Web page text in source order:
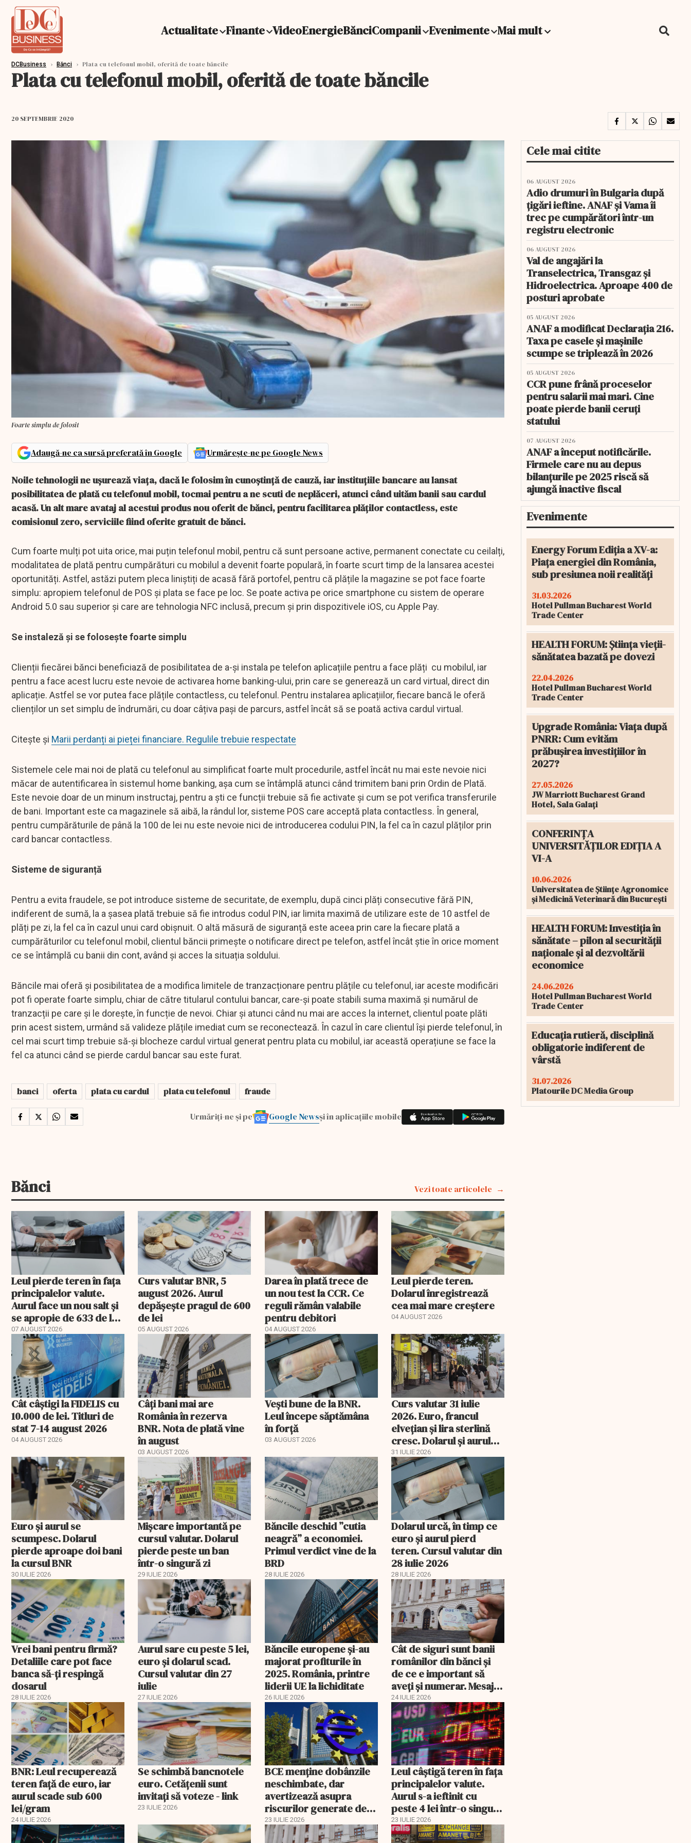
Actualitate Finante VideoEnergieBănciCompanii Evenimente Mai mult
DCBusiness › Bănci › Plata cu telefonul mobil, oferită de toate băncile
Plata cu telefonul mobil, oferită de toate băncile
20 SEPTEMBRIE 2020
Foarte simplu de folosit
Adaugă-ne ca sursă preferată în Google Urmărește-ne pe Google News
Noile tehnologii ne ușurează viața, dacă le folosim în cunoștință de cauză, iar instituțiile bancare au lansat
posibilitatea de plată cu telefonul mobil, tocmai pentru a ne scuti de neplăceri, atunci când uităm banii sau cardul
acasă. Un alt mare avataj al acestui produs nou oferit de bănci, pentru facilitarea plăților contactless, este
comisionul zero, serviciile fiind oferite gratuit de bănci.
Cum foarte mulți pot uita orice, mai puțin telefonul mobil, pentru că sunt persoane active, permanent conectate cu ceilalți,
modalitatea de plată pentru cumpărături cu mobilul a devenit foarte populară, în foarte scurt timp de la lansarea acestei
oportunități. Astfel, astăzi putem pleca liniștiți de acasă fără portofel, pentru că plățile la magazine se pot face foarte
simplu: apropiem telefonul de POS și plata se face pe loc. Se poate activa pe orice smartphone cu sistem de operare
Android 5.0 sau superior și care are tehnologia NFC inclusă, precum și prin dispozitivele iOS, cu Apple Pay.
Se instaleză și se folosește foarte simplu
Clienții fiecărei bănci beneficiază de posibilitatea de a-și instala pe telefon aplicațiile pentru a face plăți cu mobilul, iar
pentru a face acest lucru este nevoie de activarea home banking-ului, prin care se generează un card virtual, direct din
aplicație. Astfel se vor putea face plățile contactless, cu telefonul. Pentru instalarea aplicațiilor, fiecare bancă le oferă
clienților un set simplu de îndrumări, cu doar câțiva pași de parcurs, astfel încât să se poată activa cardul virtual.
Citește și Marii perdanți ai pieței financiare. Regulile trebuie respectate
Sistemele cele mai noi de plată cu telefonul au simplificat foarte mult procedurile, astfel încât nu mai este nevoie nici
măcar de autentificarea în sistemul home banking, așa cum se întâmplă atunci când trimitem bani prin Ordin de Plată.
Este nevoie doar de un minum instructaj, pentru a ști ce funcții trebuie să fie activate și cum se pot verifica transferurile
de bani. Important este ca magazinele să aibă, la rândul lor, sisteme POS care acceptă plata contactless. În general,
pentru cumpărăturile de până la 100 de lei nu este nevoie nici de introducerea codului PIN, la fel ca în cazul plăților prin
card bancar contactless.
Sisteme de siguranță
Pentru a evita fraudele, se pot introduce sisteme de securitate, de exemplu, după cinci plăți consecutive fără PIN,
indiferent de sumă, la a șasea plată trebuie să fie introdus codul PIN, iar limita maximă de utilizare este de 10 astfel de
plăți pe zi, la fel ca în cazul unui card obișnuit. O altă măsură de siguranță este aceea prin care la fiecare plată a
cumpărăturilor cu telefonul mobil, clientul băncii primește o notificare direct pe telefon, astfel încât știe în orice moment
ce se întâmplă cu banii din cont, având și acces la situația soldului.
Băncile mai oferă și posibilitatea de a modifica limitele de tranzacționare pentru plățile cu telefonul, iar aceste modificări
pot fi operate foarte simplu, chiar de către titularul contului bancar, care-și poate stabili suma maximă și numărul de
tranzacții pe care și le dorește, în funcție de nevoi. Chiar și atunci când nu mai are acces la internet, clientul poate plăti
prin acest sistem, urmând să valideze plățile imediat cum se reconectează. În cazul în care clientul își pierde telefonul, în
cel mai scurt timp trebuie să-și blocheze cardul virtual generat pentru plata cu mobilul, iar această operațiune se face la
fel ca atunci când se pierde cardul bancar sau este furat.
banci oferta plata cu cardul plata cu telefonul fraude
Urmăriți-ne și pe Google Newsși în aplicațiile mobile
Bănci Vezi toate articolele
Leul pierde teren în fața
principalelor valute.
Aurul face un nou salt și
se apropie de 633 de lei
gramul
07 AUGUST 2026
Curs valutar BNR, 5
august 2026. Aurul
depășește pragul de 600
de lei
05 AUGUST 2026
Darea în plată trece de
un nou test la CCR. Ce
reguli rămân valabile
pentru debitori
04 AUGUST 2026
Leul pierde teren.
Dolarul înregistrează
cea mai mare creștere
04 AUGUST 2026
Cât câștigi la FIDELIS cu
10.000 de lei. Titluri de
stat 7-14 august 2026
04 AUGUST 2026
Câți bani mai are
România în rezerva
BNR. Nota de plată vine
în august
03 AUGUST 2026
Vești bune de la BNR.
Leul începe săptămâna
în forță
03 AUGUST 2026
Curs valutar 31 iulie
2026. Euro, francul
elvețian și lira sterlină
cresc. Dolarul și aurul
pierd teren
31 IULIE 2026
Euro și aurul se
scumpesc. Dolarul
pierde aproape doi bani
la cursul BNR
30 IULIE 2026
Mișcare importantă pe
cursul valutar. Dolarul
pierde peste un ban
într-o singură zi
29 IULIE 2026
Băncile deschid ”cutia
neagră” a economiei.
Primul verdict vine de la
BRD
28 IULIE 2026
Dolarul urcă, în timp ce
euro și aurul pierd
teren. Cursul valutar din
28 iulie 2026
28 IULIE 2026
Vrei bani pentru firmă?
Detaliile care pot face
banca să-ți respingă
dosarul
28 IULIE 2026
Aurul sare cu peste 5 lei,
euro și dolarul scad.
Cursul valutar din 27
iulie
27 IULIE 2026
Băncile europene și-au
majorat profiturile în
2025. România, printre
liderii UE la lichiditate
26 IULIE 2026
Cât de siguri sunt banii
românilor din bănci şi
de ce e important să
aveţi şi numerar. Mesajul
BNR
24 IULIE 2026
BNR: Leul recuperează
teren faţă de euro, iar
aurul scade sub 600
lei/gram
24 IULIE 2026
Se schimbă bancnotele
euro. Cetățenii sunt
invitați să voteze - link
23 IULIE 2026
BCE menține dobânzile
neschimbate, dar
avertizează asupra
riscurilor generate de
conflictul din Orientul
Mijlociu
23 IULIE 2026
Leul câștigă teren în fața
principalelor valute.
Aurul s-a ieftinit cu
peste 4 lei într-o singură
zi
23 IULIE 2026
Cele mai citite
06 AUGUST 2026
Adio drumuri în Bulgaria după
țigări ieftine. ANAF și Vama îi
trec pe cumpărători într-un
registru electronic
06 AUGUST 2026
Val de angajări la
Transelectrica, Transgaz și
Hidroelectrica. Aproape 400 de
posturi aprobate
05 AUGUST 2026
ANAF a modificat Declarația 216.
Taxa pe casele și mașinile
scumpe se triplează în 2026
05 AUGUST 2026
CCR pune frână proceselor
pentru salarii mai mari. Cine
poate pierde banii ceruți
statului
07 AUGUST 2026
ANAF a început notificările.
Firmele care nu au depus
bilanțurile pe 2025 riscă să
ajungă inactive fiscal
Evenimente
Energy Forum Ediția a XV-a:
Piața energiei din România,
sub presiunea noii realități
31.03.2026
Hotel Pullman Bucharest World
Trade Center
HEALTH FORUM: Știința vieții-
sănătatea bazată pe dovezi
22.04.2026
Hotel Pullman Bucharest World
Trade Center
Upgrade România: Viața după
PNRR: Cum evităm
prăbușirea investițiilor în
2027?
27.05.2026
JW Marriott Bucharest Grand
Hotel, Sala Galați
CONFERINȚA
UNIVERSITĂȚILOR EDIȚIA A
VI-A
10.06.2026
Universitatea de Științe Agronomice
și Medicină Veterinară din București
HEALTH FORUM: Investiția în
sănătate – pilon al securității
naționale și al dezvoltării
economice
24.06.2026
Hotel Pullman Bucharest World
Trade Center
Educația rutieră, disciplină
obligatorie indiferent de
vârstă
31.07.2026
Platourile DC Media Group